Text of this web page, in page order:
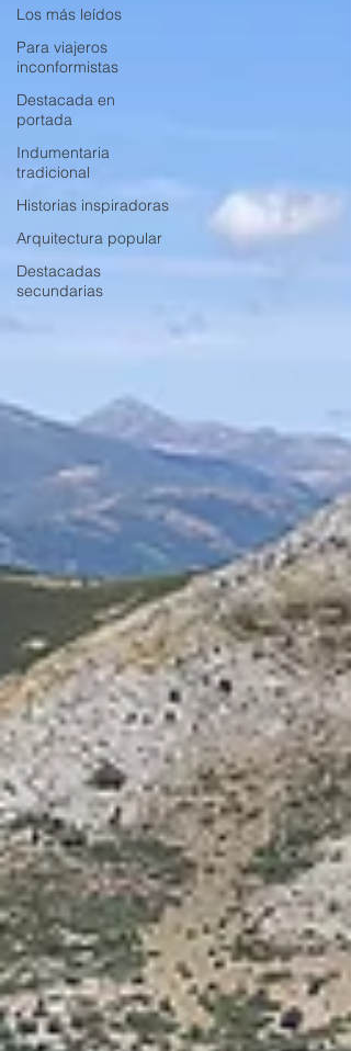
Los más leídos
Para viajeros
inconformistas
Destacada en
portada
Indumentaria
tradicional
Historias inspiradoras
Arquitectura popular
Destacadas
secundarias